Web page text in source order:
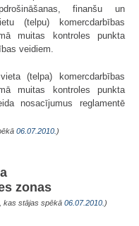
finanšu un
(telpu) komercdarbības
muitas kontroles punkta
veidiem.
(telpa) komercdarbības
muitas kontroles punkta
nosacījumus reglamentē
06.07.2010. )
zonas
kas stājas spēkā 06.07.2010. )